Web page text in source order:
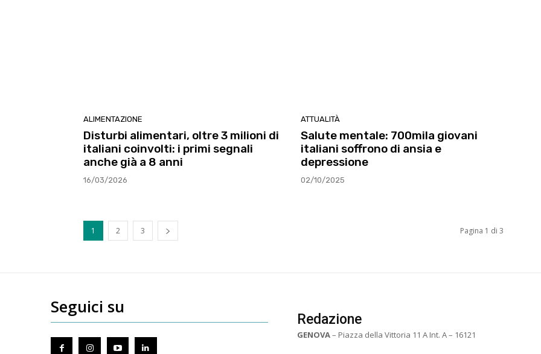
ALIMENTAZIONE
Disturbi alimentari, oltre 3 milioni di
italiani coinvolti: i primi segnali
anche già a 8 anni
16/03/2026
ATTUALITÀ
Salute mentale: 700mila giovani
italiani soffrono di ansia e
depressione
02/10/2025
1 2 3 Pagina 1 di 3
Seguici su
Redazione
GENOVA– Piazza della Vittoria 11 A Int. A – 16121